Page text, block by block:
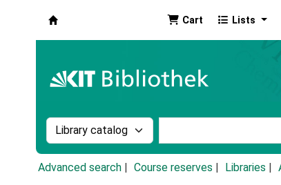
Cart Lists
Search the catalog by:
Advanced search Course reserves Libraries